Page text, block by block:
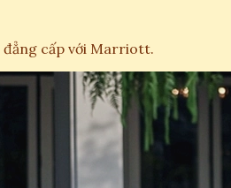
đẳng cấp với Marriott.